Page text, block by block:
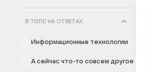
В ТОПЕ НА ОТВЕТАХ
Информационные технологии
А сейчас что-то совсем другое